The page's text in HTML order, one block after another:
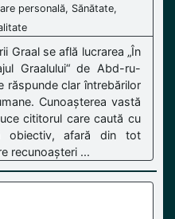
personală, Sănătate,
Graal se află lucrarea „În
Graalului“ de Abd-ru-
răspunde clar întrebărilor
Cunoașterea vastă
cititorul care caută cu
obiectiv, afară din tot
recunoașteri ...